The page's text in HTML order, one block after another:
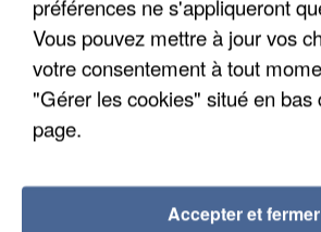
GABRIEL ATTAL ET RAPHAËL
VISÉS PAR DES INGÉRENCES...
préférences ne s'appliqueront
Vous pouvez mettre à jour vos
votre consentement à tout
"Gérer les cookies" situé en bas
page.
Accepter et fermer